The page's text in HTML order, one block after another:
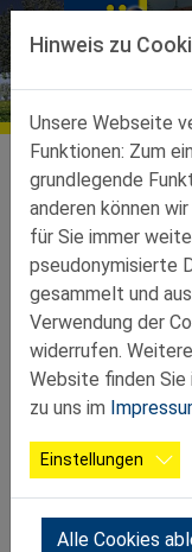
Direkt zur
Direkt zum Inhalt
Ortsgruppen
Ortsgruppen-
2024 07 25
Hinweis zu
Unsere Webseite
Funktionen: Zum
grundlegende
anderen können
für Sie immer
pseudonymisierte
gesammelt und
Verwendung der
widerrufen.
Website finden Sie
zu uns im
Einstellungen
Alle Cookies